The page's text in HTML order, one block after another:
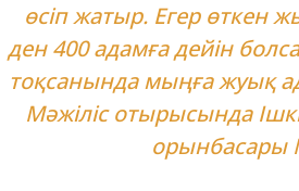
өсіп жатыр. Егер өткен
ден 400 адамға дейін
тоқсанында мыңға жуық
Мәжіліс отырысында
орынбасары